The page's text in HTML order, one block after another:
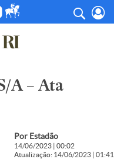
A – Ata
Por Estadão
14/06/2023 | 00:02
Atualização: 14/06/2023 | 01:41